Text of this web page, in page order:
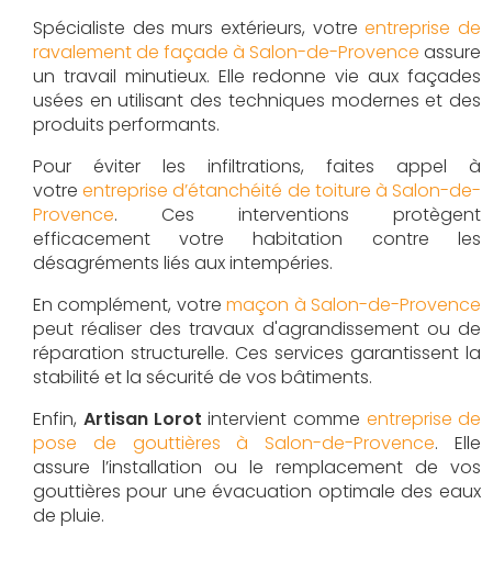
Spécialiste des murs extérieurs, votreentreprise de
ravalement de façade à Salon-de-Provence assure
un travail minutieux. Elle redonne vie aux façades
usées en utilisant des techniques modernes et des
produits performants.
Pour éviter les infiltrations, faites appel à
votreentreprise d’étanchéité de toiture à Salon-de-
Provence. Ces interventions protègent
efficacement votre habitation contre les
désagréments liés aux intempéries.
En complément, votre maçon à Salon-de-Provence
peut réaliser des travaux d'agrandissement ou de
réparation structurelle. Ces services garantissent la
stabilité et la sécurité de vos bâtiments.
Enfin, Artisan Lorot intervient comme entreprise de
pose de gouttières à Salon-de-Provence. Elle
assure l’installation ou le remplacement de vos
gouttières pour une évacuation optimale des eaux
de pluie.